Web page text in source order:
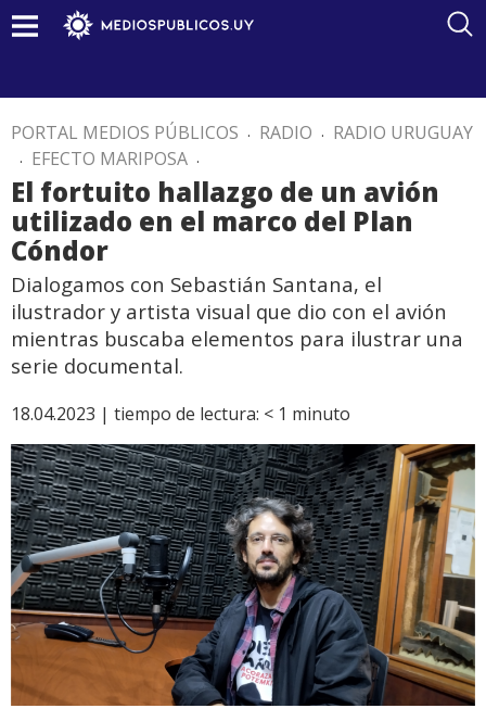
PORTAL MEDIOS PÚBLICOS . RADIO . RADIO URUGUAY
. EFECTO MARIPOSA .
El fortuito hallazgo de un avión
utilizado en el marco del Plan
Cóndor
Dialogamos con Sebastián Santana, el
ilustrador y artista visual que dio con el avión
mientras buscaba elementos para ilustrar una
serie documental.
18.04.2023 | tiempo de lectura: < 1 minuto